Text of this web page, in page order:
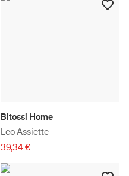
Bitossi Home
Leo Assiette
39,34 €